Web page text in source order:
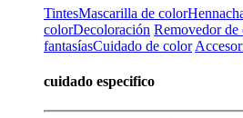
TintesMascarilla de colorHenna
colorDecoloración Removedor de
fantasíasCuidado de color
cuidado especifico